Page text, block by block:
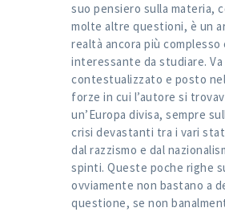
suo pensiero sulla materia,
molte altre questioni, è un
realtà ancora più complesso
interessante da studiare. Va
contestualizzato e posto
forze in cui l’autore si
un’Europa divisa, sempre
crisi devastanti tra i vari
dal razzismo e dal
spinti. Queste poche righe
ovviamente non bastano a
questione, se non